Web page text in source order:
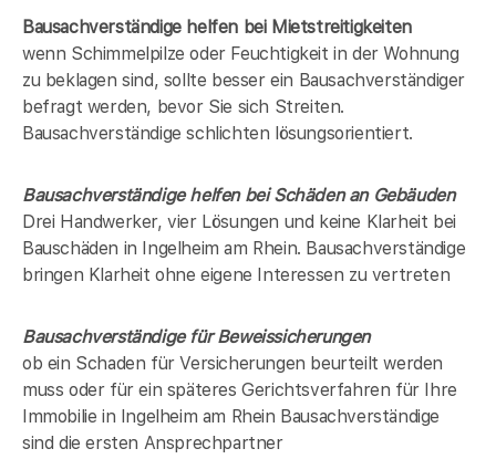
Bausachverständige helfen bei Mietstreitigkeiten
wenn Schimmelpilze oder Feuchtigkeit in der Wohnung
zu beklagen sind, sollte besser ein Bausachverständiger
befragt werden, bevor Sie sich Streiten.
Bausachverständige schlichten lösungsorientiert.
Bausachverständige helfen bei Schäden an Gebäuden
Drei Handwerker, vier Lösungen und keine Klarheit bei
Bauschäden in Ingelheim am Rhein. Bausachverständige
bringen Klarheit ohne eigene Interessen zu vertreten
Bausachverständige für Beweissicherungen
ob ein Schaden für Versicherungen beurteilt werden
muss oder für ein späteres Gerichtsverfahren für Ihre
Immobilie in Ingelheim am Rhein Bausachverständige
sind die ersten Ansprechpartner